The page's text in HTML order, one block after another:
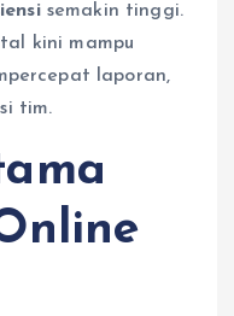
semakin tinggi.
kini mampu
laporan,
tim.